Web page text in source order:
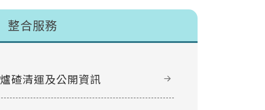
整合服務
碴清運及公開資訊